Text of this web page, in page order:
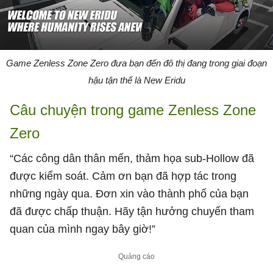
Game Zenless Zone Zero đưa bạn đến đô thị đang trong giai đoạn
hậu tận thế là New Eridu
Câu chuyện trong game Zenless Zone
Zero
“Các công dân thân mến, thảm họa sub-Hollow đã
được kiểm soát. Cảm ơn bạn đã hợp tác trong
những ngày qua. Đơn xin vào thành phố của bạn
đã được chấp thuận. Hãy tận hưởng chuyến tham
quan của mình ngay bây giờ!”